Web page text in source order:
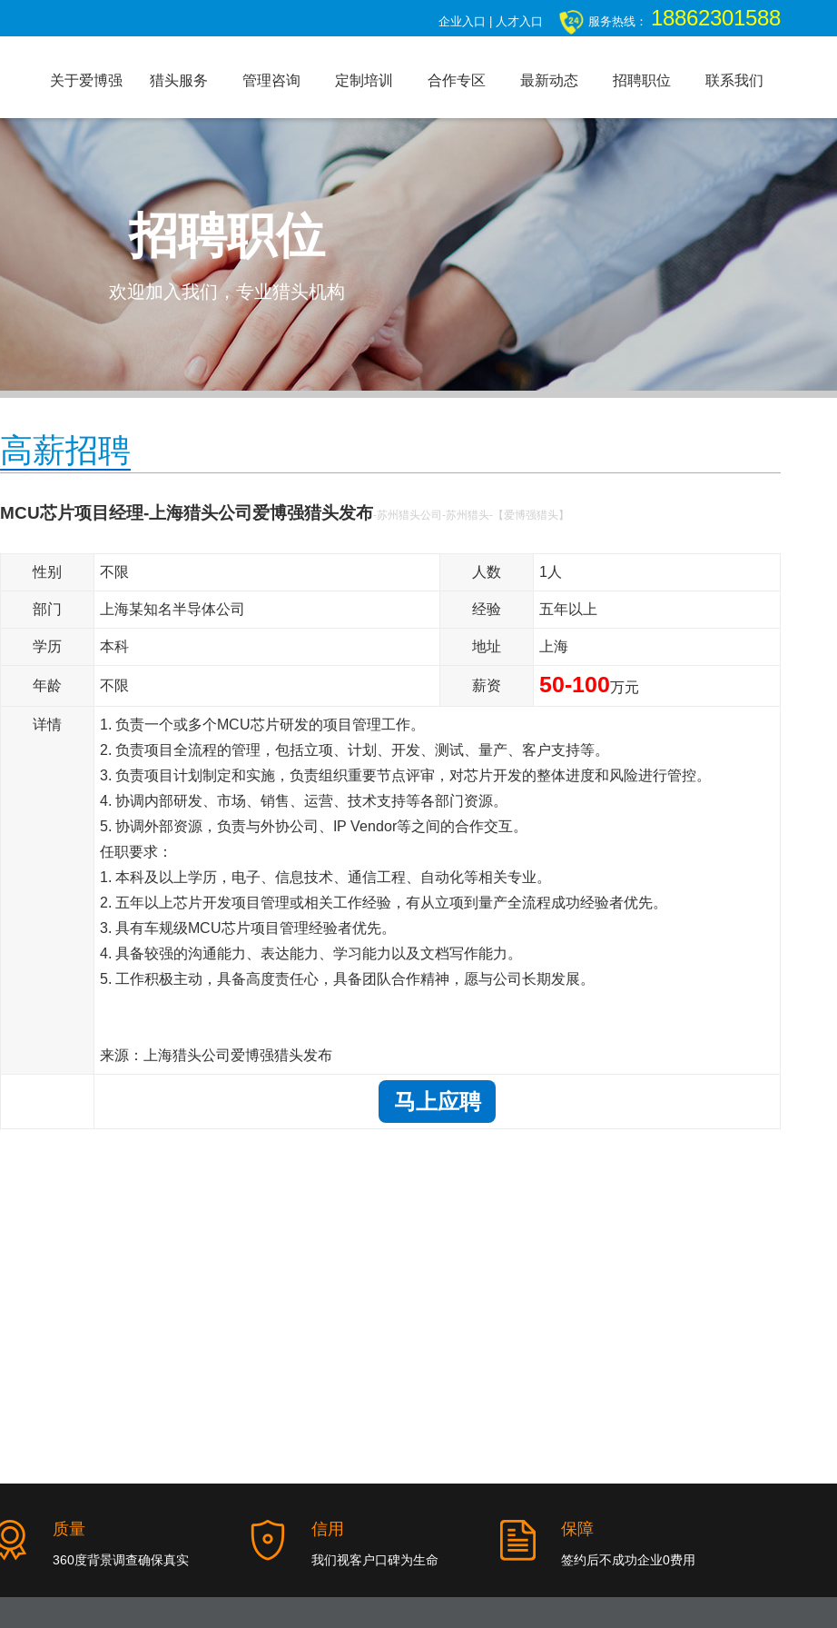
企业入口 人才入口 服务热线： 18862301588
关于爱博强 猎头服务 管理咨询 定制培训 合作专区 最新动态 招聘职位 联系我们
招聘职位
欢迎加入我们，专业猎头机构
高薪招聘
MCU芯片项目经理-上海猎头公司爱博强猎头发布-苏州猎头公司-苏州猎头-【爱博强猎头】
性别 不限 人数 1人
部门 上海某知名半导体公司 经验 五年以上
学历 本科 地址 上海
年龄 不限 薪资 50-100万元
详情
1. 负责一个或多个MCU芯片研发的项目管理工作。
2. 负责项目全流程的管理，包括立项、计划、开发、测试、量产、客户支持等。
3. 负责项目计划制定和实施，负责组织重要节点评审，对芯片开发的整体进度和风险进行管控。
4. 协调内部研发、市场、销售、运营、技术支持等各部门资源。
5. 协调外部资源，负责与外协公司、IP Vendor等之间的合作交互。
任职要求：
1. 本科及以上学历，电子、信息技术、通信工程、自动化等相关专业。
2. 五年以上芯片开发项目管理或相关工作经验，有从立项到量产全流程成功经验者优先。
3. 具有车规级MCU芯片项目管理经验者优先。
4. 具备较强的沟通能力、表达能力、学习能力以及文档写作能力。
5. 工作积极主动，具备高度责任心，具备团队合作精神，愿与公司长期发展。
来源：上海猎头公司爱博强猎头发布
马上应聘
质量
360度背景调查确保真实
信用
我们视客户口碑为生命
保障
签约后不成功企业0费用